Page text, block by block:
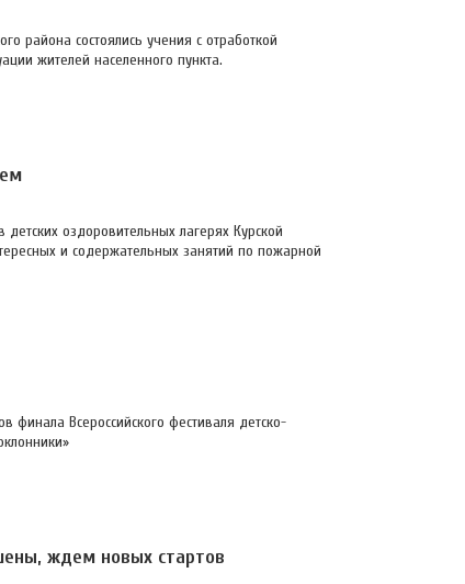
района состоялись учения с отработкой
жителей населенного пункта.
оздоровительных лагерях Курской
и содержательных занятий по пожарной
финала Всероссийского фестиваля детско-
ждем новых стартов